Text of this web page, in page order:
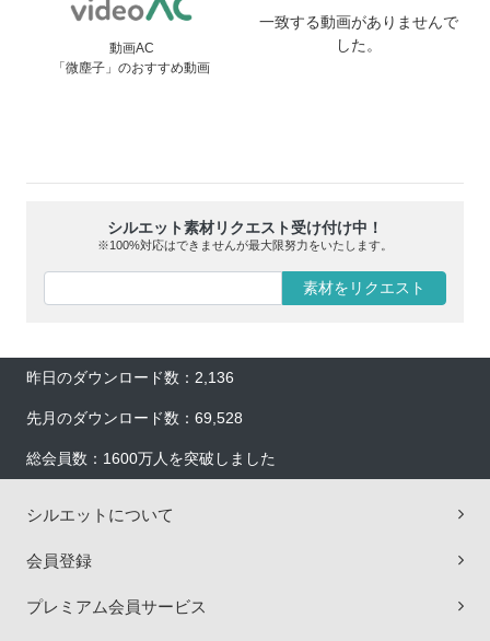
動画AC
「微塵子」のおすすめ動画
一致する動画がありませんで
した。
シルエット素材リクエスト受け付け中！
※100%対応はできませんが最大限努力をいたします。
素材をリクエスト
昨日のダウンロード数：2,136
先月のダウンロード数：69,528
総会員数：1600万人を突破しました
シルエットについて
会員登録
プレミアム会員サービス